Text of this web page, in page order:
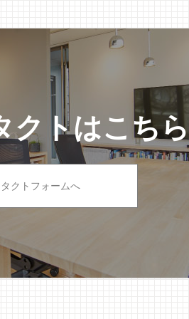
クトはこち
クトフォームへ